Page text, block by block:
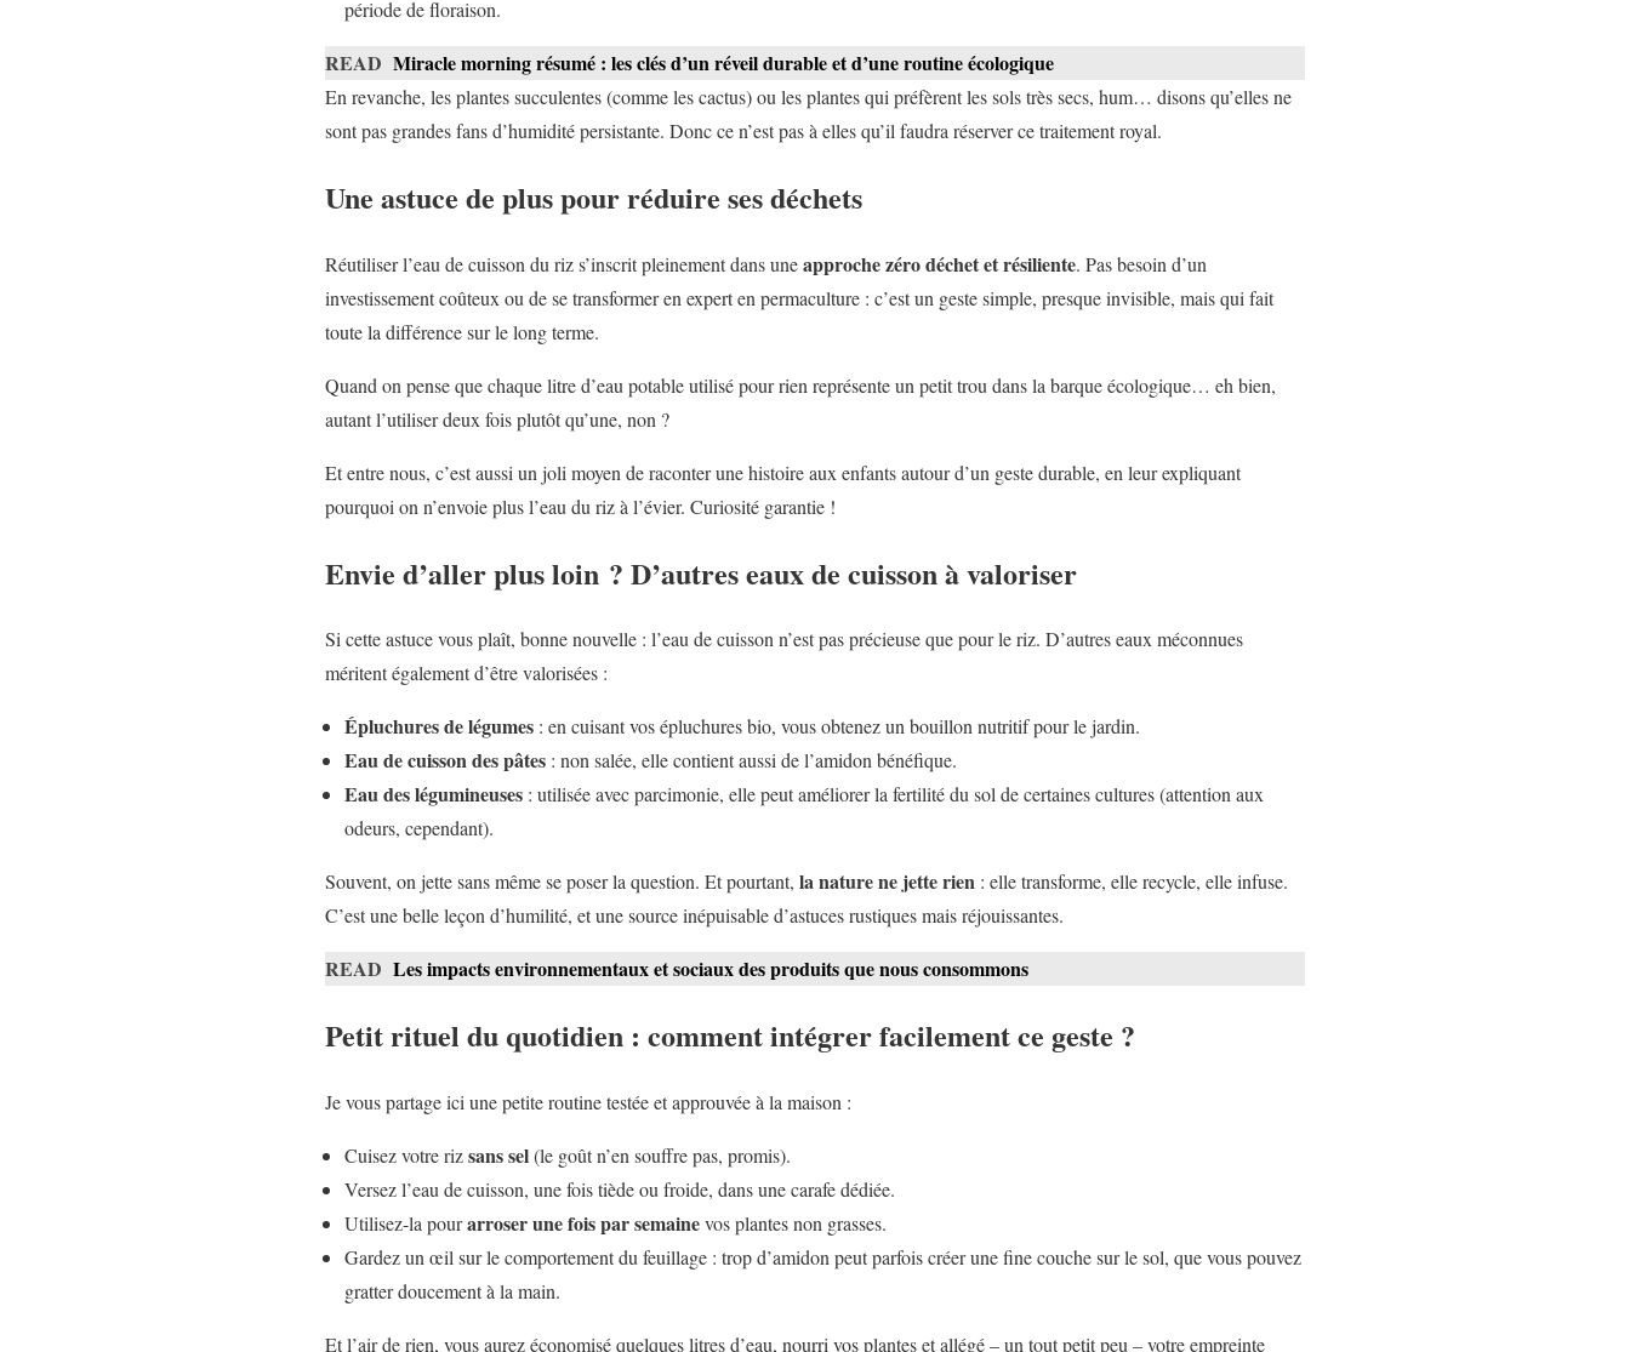
période de floraison.
READ Miracle morning résumé : les clés d’un réveil durable et d’une routine écologique
En revanche, les plantes succulentes (comme les cactus) ou les plantes qui préfèrent les sols très secs, hum… disons qu’elles ne
sont pas grandes fans d’humidité persistante. Donc ce n’est pas à elles qu’il faudra réserver ce traitement royal.
Une astuce de plus pour réduire ses déchets
Réutiliser l’eau de cuisson du riz s’inscrit pleinement dans uneapproche zéro déchet et résiliente. Pas besoin d’un
investissement coûteux ou de se transformer en expert en permaculture : c’est un geste simple, presque invisible, mais qui fait
toute la différence sur le long terme.
Quand on pense que chaque litre d’eau potable utilisé pour rien représente un petit trou dans la barque écologique… eh bien,
autant l’utiliser deux fois plutôt qu’une, non ?
Et entre nous, c’est aussi un joli moyen de raconter une histoire aux enfants autour d’un geste durable, en leur expliquant
pourquoi on n’envoie plus l’eau du riz à l’évier. Curiosité garantie !
Envie d’aller plus loin ? D’autres eaux de cuisson à valoriser
Si cette astuce vous plaît, bonne nouvelle : l’eau de cuisson n’est pas précieuse que pour le riz. D’autres eaux méconnues
méritent également d’être valorisées :
Épluchures de légumes : en cuisant vos épluchures bio, vous obtenez un bouillon nutritif pour le jardin.
Eau de cuisson des pâtes : non salée, elle contient aussi de l’amidon bénéfique.
Eau des légumineuses : utilisée avec parcimonie, elle peut améliorer la fertilité du sol de certaines cultures (attention aux
odeurs, cependant).
Souvent, on jette sans même se poser la question. Et pourtant, la nature ne jette rien : elle transforme, elle recycle, elle infuse.
C’est une belle leçon d’humilité, et une source inépuisable d’astuces rustiques mais réjouissantes.
READ Les impacts environnementaux et sociaux des produits que nous consommons
Petit rituel du quotidien : comment intégrer facilement ce geste ?
Je vous partage ici une petite routine testée et approuvée à la maison :
Cuisez votre rizsans sel(le goût n’en souffre pas, promis).
Versez l’eau de cuisson, une fois tiède ou froide, dans une carafe dédiée.
Utilisez-la pourarroser une fois par semainevos plantes non grasses.
Gardez un œil sur le comportement du feuillage : trop d’amidon peut parfois créer une fine couche sur le sol, que vous pouvez
gratter doucement à la main.
Et l’air de rien, vous aurez économisé quelques litres d’eau, nourri vos plantes et allégé – un tout petit peu – votre empreinte